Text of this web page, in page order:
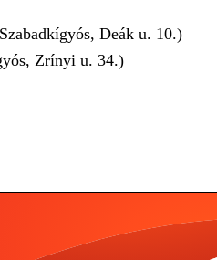
Deák u. 10.)
Zrínyi u. 34.)